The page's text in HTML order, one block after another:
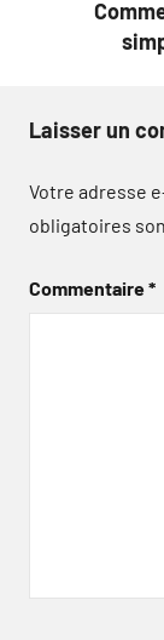
Laisser un
Votre adresse
obligatoires
Commentaire*